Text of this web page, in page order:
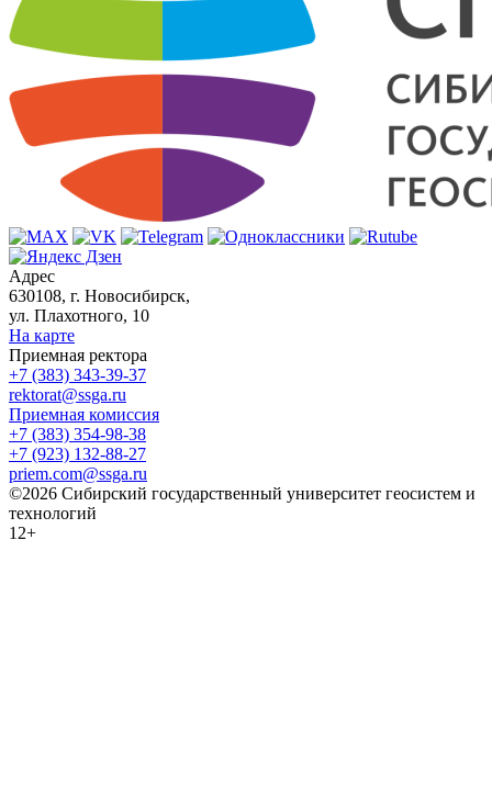
Адрес
630108, г. Новосибирск,
ул. Плахотного, 10
На карте
Приемная ректора
+7 (383) 343-39-37
rektorat@ssga.ru
Приемная комиссия
+7 (383) 354-98-38
+7 (923) 132-88-27
priem.com@ssga.ru
©2026 Сибирский государственный университет геосистем и
технологий
12+